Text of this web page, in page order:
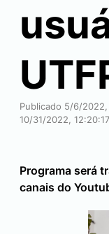
Publicado 5/6/
10/31/2022,
Programa será
canais do